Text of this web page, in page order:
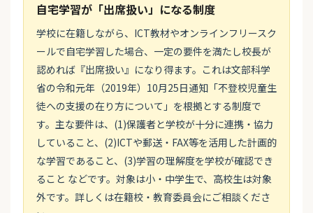
自宅学習が「出席扱い」になる制度
学校に在籍しながら、ICT教材やオンラインフリースク
ールで自宅学習した場合、一定の要件を満たし校長が
認めれば『出席扱い』になり得ます。これは文部科学
省の令和元年（2019年）10月25日通知「不登校児童生
徒への支援の在り方について」を根拠とする制度で
す。主な要件は、(1)保護者と学校が十分に連携・協力
していること、(2)ICTや郵送・FAX等を活用した計画的
な学習であること、(3)学習の理解度を学校が確認でき
ること などです。対象は小・中学生で、高校生は対象
外です。詳しくは在籍校・教育委員会にご相談くださ